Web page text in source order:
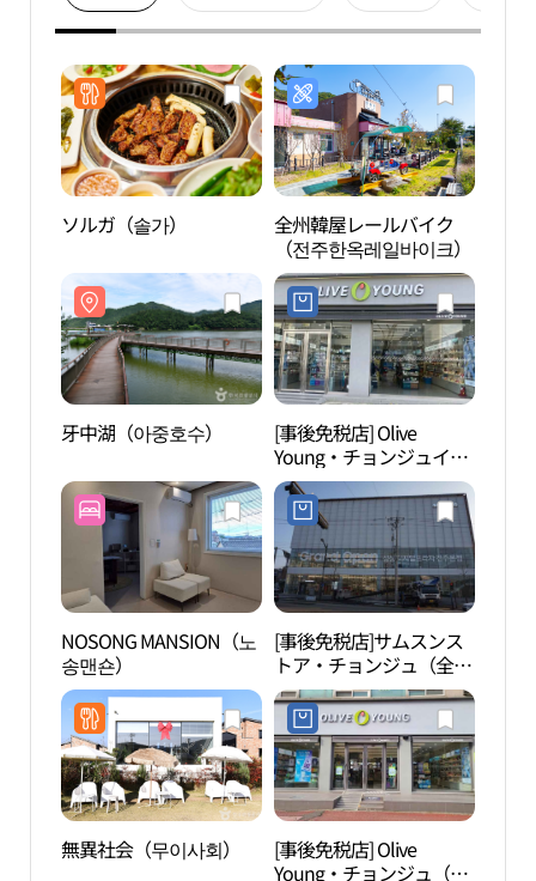
ソルガ（솔가）
全州韓屋レールバイク
（전주한옥레일바이크）
牙中湖（아중호수）
[事後免税店] Olive
Young・チョンジュイン
フ（全州麟後）店(올리
브영 전주인후점)
NOSONG MANSION（노
송맨숀）
[事後免税店]サムスンス
トア・チョンジュ（全
州）(삼성스토어 전주)
無異社会（무이사회）
[事後免税店] Olive
Young・チョンジュ（全